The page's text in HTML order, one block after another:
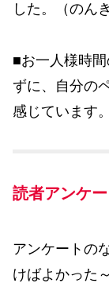
した。（のん
■お一人様時
ずに、自分の
感じています
読者アンケ
アンケートの
けばよかった